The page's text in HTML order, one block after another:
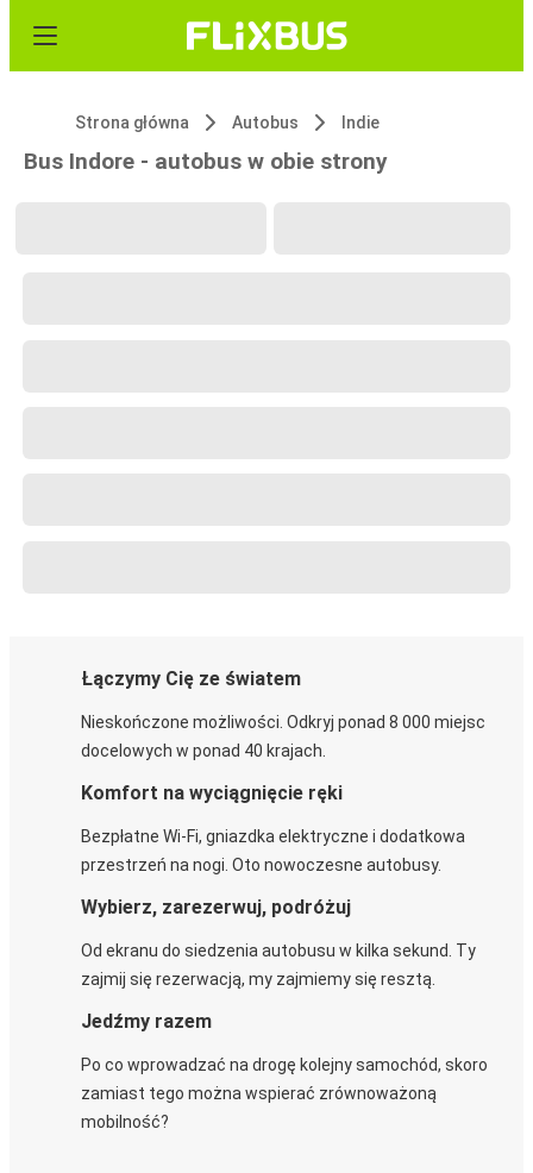
Strona główna Autobus Indie
Bus Indore - autobus w obie strony
Łączymy Cię ze światem
Nieskończone możliwości. Odkryj ponad 8 000 miejsc
docelowych w ponad 40 krajach.
Komfort na wyciągnięcie ręki
Bezpłatne Wi-Fi, gniazdka elektryczne i dodatkowa
przestrzeń na nogi. Oto nowoczesne autobusy.
Wybierz, zarezerwuj, podróżuj
Od ekranu do siedzenia autobusu w kilka sekund. Ty
zajmij się rezerwacją, my zajmiemy się resztą.
Jedźmy razem
Po co wprowadzać na drogę kolejny samochód, skoro
zamiast tego można wspierać zrównoważoną
mobilność?